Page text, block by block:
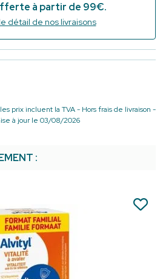
à partir de 99€.
détail de nos livraisons
prix incluent la TVA - Hors frais de livraison -
à jour le 03/08/2026
: